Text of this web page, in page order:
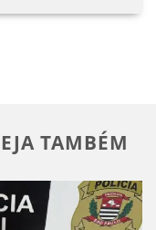
TAMBÉM